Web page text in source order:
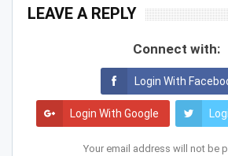
LEAVE A REPLY
Connect with:
Login With
Login With Google
Your email address will not be